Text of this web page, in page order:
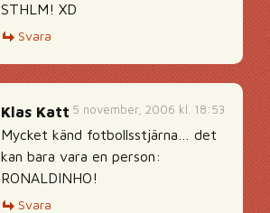
STHLM! XD
Svara
5 november, 2006 kl. 18:53
Klas Katt
Mycket känd fotbollsstjärna… det
kan bara vara en person:
RONALDINHO!
Svara